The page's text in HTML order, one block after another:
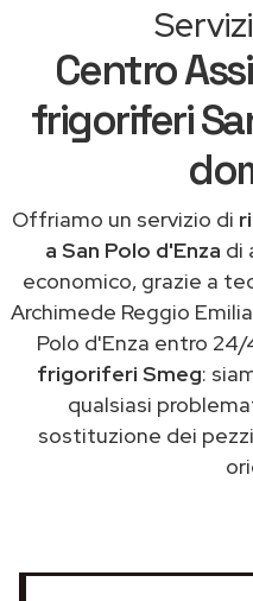
Centro
frigoriferi
Offriamo un servizio di
a San Polo d'Enza di
economico, grazie a
Archimede Reggio
Polo d'Enza entro
frigoriferi Smeg:
qualsiasi
sostituzione dei